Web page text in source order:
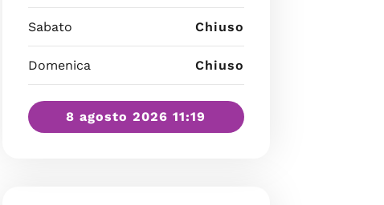
Sabato Chiuso
Domenica Chiuso
8 agosto 2026 11:19